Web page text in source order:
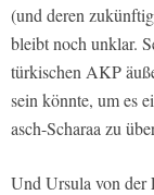
(und deren
bleibt noch unklar.
türkischen AKP
sein könnte, um es
asch-Scharaa zu
Und Ursula von der